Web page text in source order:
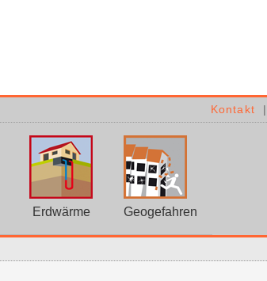
Kontakt
Erdwärme Geogefahren